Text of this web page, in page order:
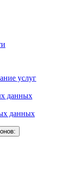
услуг
данных
данных